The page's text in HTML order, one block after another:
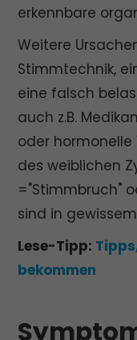
erkennbare
Weitere
Stimmtechnik,
eine falsch
auch z.B.
oder
des weiblichen
="Stimmbruch"
sind in
Lese-Tipp:
bekommen